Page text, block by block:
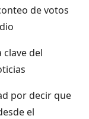
de votos
clave del
por decir que
el